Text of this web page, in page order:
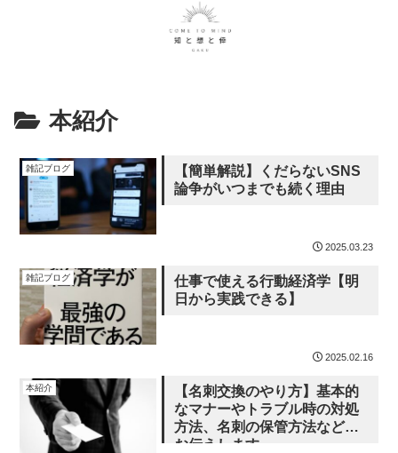
本紹介
雑記ブログ
【簡単解説】くだらないSNS
論争がいつまでも続く理由
2025.03.23
雑記ブログ
仕事で使える行動経済学【明
日から実践できる】
2025.02.16
本紹介
【名刺交換のやり方】基本的
なマナーやトラブル時の対処
方法、名刺の保管方法などを
お伝えします。